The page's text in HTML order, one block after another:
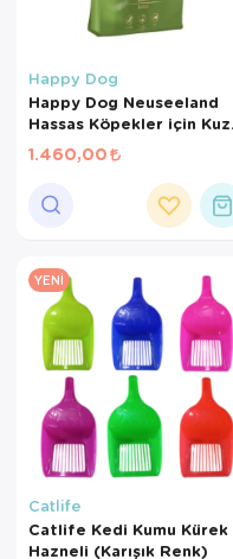
Happy Dog
Happy Dog Neuseeland
Hassas Köpekler için
Etli ve Pirinçli Yetişkin
Köpek Maması 4 Kg
1.460,00
YENI
Catlife
Catlife Kedi Kumu Kürek
Hazneli (Karışık Renk)